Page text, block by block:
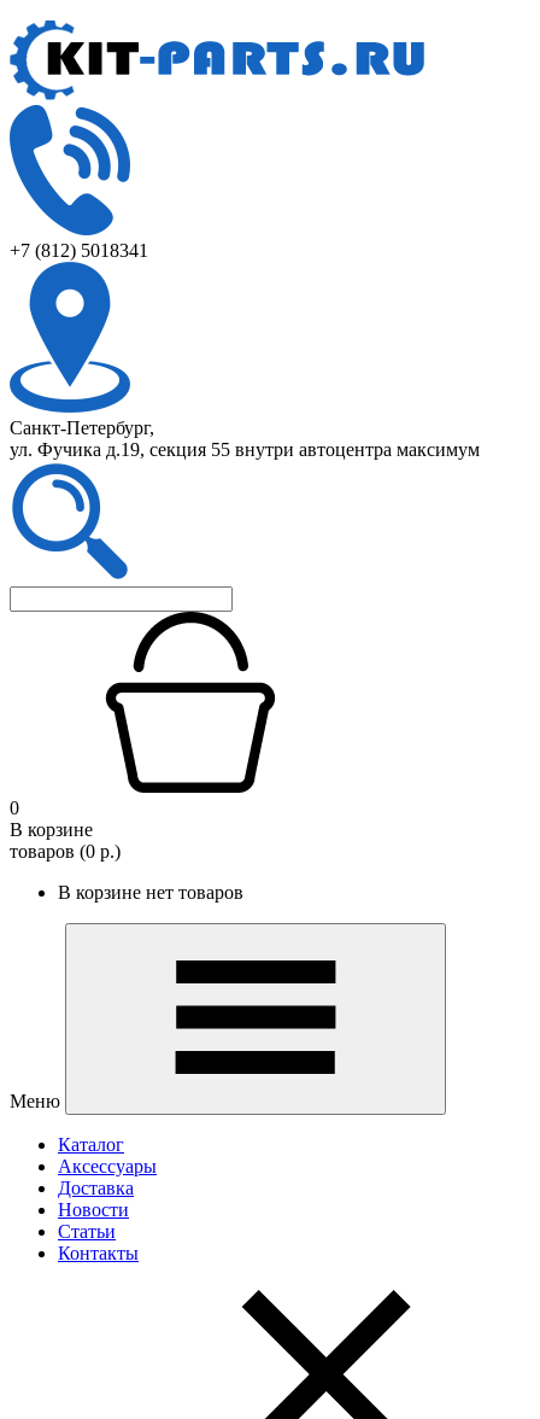
+7 (812) 5018341
Санкт-Петербург,
ул. Фучика д.19, секция 55 внутри автоцентра максимум
0
В корзине
товаров (0 р.)
В корзине нет товаров
Меню
Каталог
Аксессуары
Доставка
Новости
Статьи
Контакты